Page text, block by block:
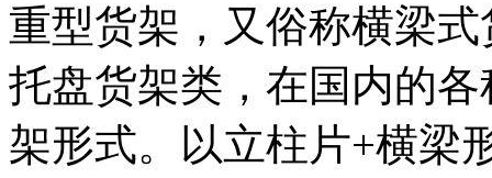
重型货架，又俗称横梁
托盘货架类，在国内的
架形式。以立柱片+横梁